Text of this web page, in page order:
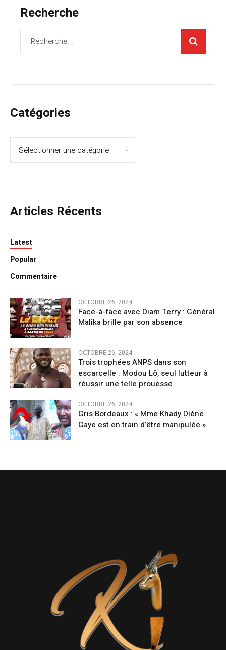
Recherche
Catégories
Articles Récents
Latest
Popular
Commentaire
OCTOBRE 26, 2024
Face-à-face avec Diam Terry : Général
Malika brille par son absence
OCTOBRE 26, 2024
Trois trophées ANPS dans son
escarcelle : Modou Lô, seul lutteur à
réussir une telle prouesse
OCTOBRE 26, 2024
Gris Bordeaux : « Mme Khady Diène
Gaye est en train d’être manipulée »